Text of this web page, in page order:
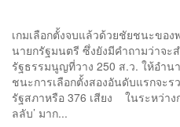
เกมเลือกตั้งจบแล้วด้วยชัยชนะของ
นายกรัฐมนตรี ซึ่งยังมีคำถามว่าจะ
รัฐธรรมนูญที่วาง 250 ส.ว. ให้อำน
ชนะการเลือกตั้งสองอันดับแรกจะร
รัฐสภาหรือ 376 เสียง ในระหว่าง
ลลับ’ มาก...